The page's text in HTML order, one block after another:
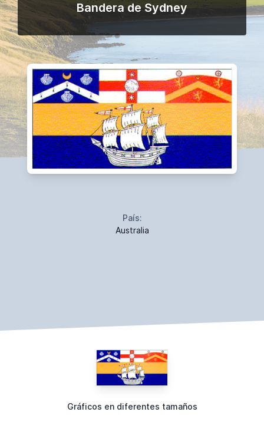
Bandera de Sydney
País:
Australia
Gráficos en diferentes tamaños